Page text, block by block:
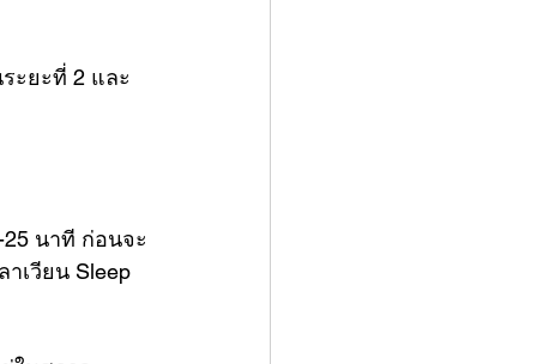
ะยะที่ 2 และ
นาที ก่อนจะ
เวียน Sleep